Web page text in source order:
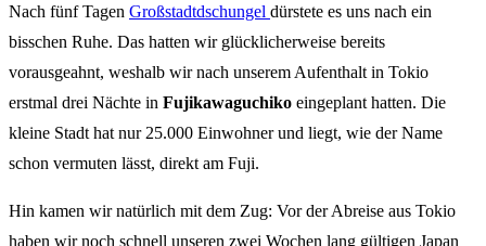
Nach fünf Tagen Großstadtdschungel dürstete es uns nach ein
bisschen Ruhe. Das hatten wir glücklicherweise bereits
vorausgeahnt, weshalb wir nach unserem Aufenthalt in Tokio
erstmal drei Nächte in Fujikawaguchiko eingeplant hatten. Die
kleine Stadt hat nur 25.000 Einwohner und liegt, wie der Name
schon vermuten lässt, direkt am Fuji.
Hin kamen wir natürlich mit dem Zug: Vor der Abreise aus Tokio
haben wir noch schnell unseren zwei Wochen lang gültigen Japan